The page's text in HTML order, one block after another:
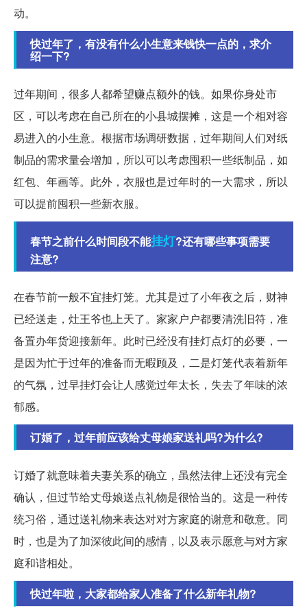
动。
快过年了，有没有什么小生意来钱快一点的，求介
绍一下?
过年期间，很多人都希望赚点额外的钱。如果你身处市
区，可以考虑在自己所在的小县城摆摊，这是一个相对容
易进入的小生意。根据市场调研数据，过年期间人们对纸
制品的需求量会增加，所以可以考虑囤积一些纸制品，如
红包、年画等。此外，衣服也是过年时的一大需求，所以
可以提前囤积一些新衣服。
春节之前什么时间段不能挂灯?还有哪些事项需要
注意?
在春节前一般不宜挂灯笼。尤其是过了小年夜之后，财神
已经送走，灶王爷也上天了。家家户户都要清洗旧符，准
备置办年货迎接新年。此时已经没有挂灯点灯的必要，一
是因为忙于过年的准备而无暇顾及，二是灯笼代表着新年
的气氛，过早挂灯会让人感觉过年太长，失去了年味的浓
郁感。
订婚了，过年前应该给丈母娘家送礼吗?为什么?
订婚了就意味着夫妻关系的确立，虽然法律上还没有完全
确认，但过节给丈母娘送点礼物是很恰当的。这是一种传
统习俗，通过送礼物来表达对对方家庭的谢意和敬意。同
时，也是为了加深彼此间的感情，以及表示愿意与对方家
庭和谐相处。
快过年啦，大家都给家人准备了什么新年礼物?